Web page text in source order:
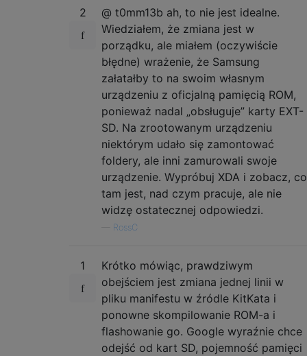
2
@ t0mm13b ah, to nie jest idealne.
Wiedziałem, że zmiana jest w
porządku, ale miałem (oczywiście
błędne) wrażenie, że Samsung
załatałby to na swoim własnym
urządzeniu z oficjalną pamięcią ROM,
ponieważ nadal „obsługuje” karty EXT-
SD. Na zrootowanym urządzeniu
niektórym udało się zamontować
foldery, ale inni zamurowali swoje
urządzenie. Wypróbuj XDA i zobacz, co
tam jest, nad czym pracuje, ale nie
widzę ostatecznej odpowiedzi.
RossC
1
Krótko mówiąc, prawdziwym
obejściem jest zmiana jednej linii w
pliku manifestu w źródle KitKata i
ponowne skompilowanie ROM-a i
flashowanie go. Google wyraźnie chce
odejść od kart SD, pojemność pamięci